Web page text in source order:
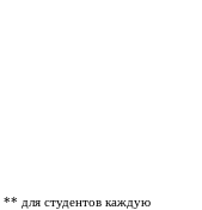
** для студентов каждую